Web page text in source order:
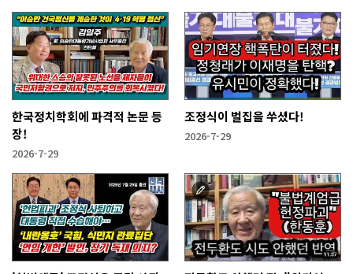
한국정치학회에 파격적 논문 등
장!
2026-7-29
조정식이 벌집을 쑤셨다!
2026-7-29